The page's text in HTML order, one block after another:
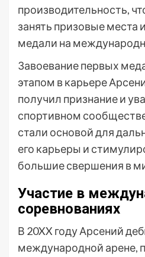
производительность,
занять призовые места
медали на
Завоевание первых
этапом в карьере
получил признание и
спортивном
стали основой для
его карьеры и
большие свершения в
Участие в
соревнованиях
В 20XX году Арсений
международной арене,